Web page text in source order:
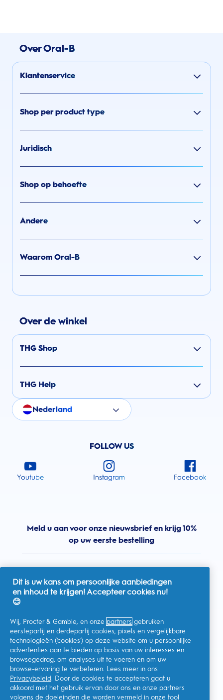
Over Oral-B
Klantenservice
Shop per product type
Juridisch
Shop op behoefte
Andere
Waarom Oral-B
Over de winkel
THG Shop
THG Help
Nederland
FOLLOW US
Youtube Instagram Facebook
Meld u aan voor onze nieuwsbrief en krijg 10%
op uw eerste bestelling
Ik geef toestemming voor het ontvangen van
gepersonaliseerde communicatie met betrekking tot
aanbiedingen, nieuws en andere promotionele initiatieven van
Oral-B en andere
P&G-merken
kan me op elk momentafmelden.
Procter & Gamble, als verwerkingsverantwoordelijke, zal uw
persoonlijke gegevens verwerken zodat u zich bij deze site kunt
registreren en de interactie kunt aangaan met de aangeboden
Dit is uw kans om persoonlijke aanbiedingen
en inhoud te krijgen! Accepteer cookies nu!
😊
Wij, Procter & Gamble, en onze partners gebruiken
eerstepartij en derdepartij cookies, pixels en vergelijkbare
technologieën ('cookies') op deze website om u persoonlijke
advertenties aan te bieden op basis van uw interesses en
browsegedrag, om analyses uit te voeren en om uw
browse-ervaring te verbeteren. Lees meer in ons
Privacybeleid. Door de cookies te accepteren gaat u
akkoord met het gebruik ervan door ons en onze partners
volgens de doeleinden die worden vermeld in onze tool